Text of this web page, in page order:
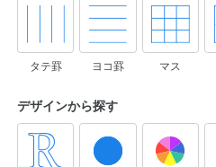
タテ罫 ヨコ罫 マス
デザインから探す